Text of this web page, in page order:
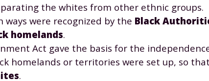
the whites from other ethnic groups.
were recognized by the Black
homelands.
Act gave the basis for the
homelands or territories were set up, so that
.
Testez gratuitement
notre plateforme de soutien
Fiches de cours et vidéos,
Tout le